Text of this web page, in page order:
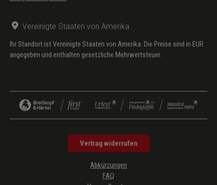
Vereinigte Staaten von Amerika
Ihr Standort ist Vereinigte Staaten von Amerika. Die Preise sind in EUR
angegeben und enthalten gesetzliche Mehrwertsteuer.
Vertrag widerrufen
Abkürzungen
FAQ